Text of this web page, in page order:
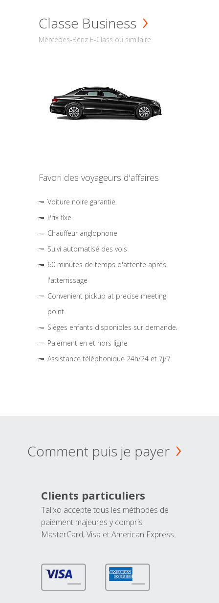
Classe Business
Mercedes-Benz E-Class ou similaire
Favori des voyageurs d'affaires
Voiture noire garantie
Prix fixe
Chauffeur anglophone
Suivi automatisé des vols
60 minutes de temps d'attente après
l'atterrissage
Convenient pickup at precise meeting
point
Sièges enfants disponibles sur demande.
Paiement en et hors ligne
Assistance téléphonique 24h/24 et 7j/7
Comment puis je payer
Clients particuliers
Talixo accepte tous les méthodes de
paiement majeures y compris
MasterCard, Visa et American Express.